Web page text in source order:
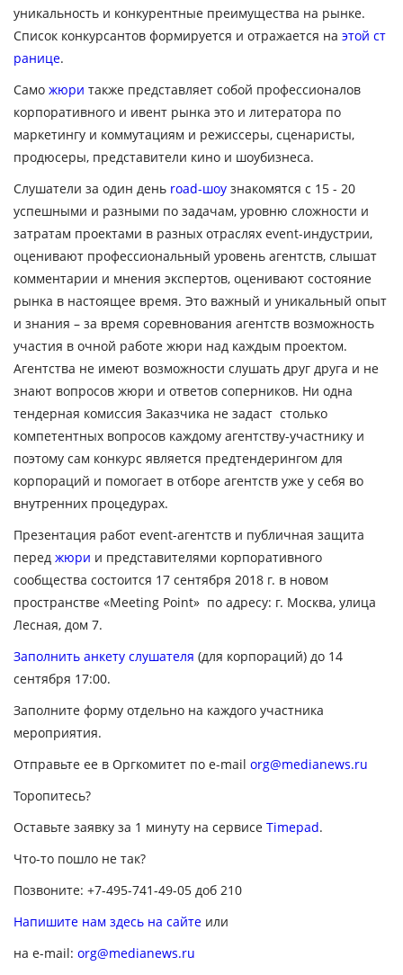
уникальность и конкурентные преимущества на рынке.
Список конкурсантов формируется и отражается на этой ст
ранице.
Само жюри также представляет собой профессионалов
корпоративного и ивент рынка это и литератора по
маркетингу и коммутациям и режиссеры, сценаристы,
продюсеры, представители кино и шоубизнеса.
Слушатели за один день road-шоу знакомятся с 15 - 20
успешными и разными по задачам, уровню сложности и
затратам проектами в разных отраслях event-индустрии,
оценивают профессиональный уровень агентств, слышат
комментарии и мнения экспертов, оценивают состояние
рынка в настоящее время. Это важный и уникальный опыт
и знания – за время соревнования агентств возможность
участия в очной работе жюри над каждым проектом.
Агентства не имеют возможности слушать друг друга и не
знают вопросов жюри и ответов соперников. Ни одна
тендерная комиссия Заказчика не задаст столько
компетентных вопросов каждому агентству-участнику и
поэтому сам конкурс является предтендерингом для
корпораций и помогает в отборе агентств уже у себя во
внутренних процедурах.
Презентация работ event-агентств и публичная защита
перед жюри и представителями корпоративного
сообщества состоится 17 сентября 2018 г. в новом
пространстве «Meeting Point» по адресу: г. Москва, улица
Лесная, дом 7.
Заполнить анкету слушателя (для корпораций) до 14
сентября 17:00.
Заполните форму отдельно на каждого участника
мероприятия.
Отправьте ее в Оргкомитет по e-mail org@medianews.ru
Торопитесь?
Оставьте заявку за 1 минуту на сервисе Timepad.
Что-то пошло не так?
Позвоните: +7-495-741-49-05 доб 210
Напишите нам здесь на сайте или
на e-mail: org@medianews.ru